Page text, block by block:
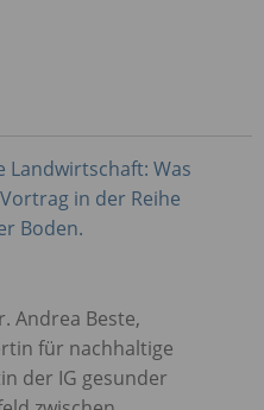
Landwirtschaft: Was
in der Reihe
Boden.
Andrea Beste,
für nachhaltige
der IG gesunder